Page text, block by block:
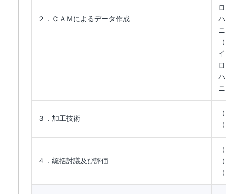
２．ＣＡＭによるデータ作成
３．加工技術
４．統括討議及び評価